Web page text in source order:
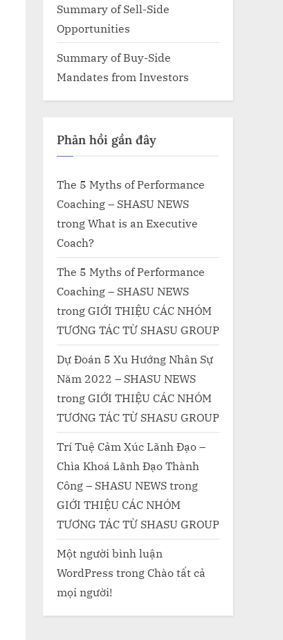
Summary of Sell-Side
Opportunities
Summary of Buy-Side
Mandates from Investors
Phản hồi gần đây
The 5 Myths of Performance
Coaching – SHASU NEWS
trongWhat is an Executive
Coach?
The 5 Myths of Performance
Coaching – SHASU NEWS
trongGIỚI THIỆU CÁC NHÓM
TƯƠNG TÁC TỪ SHASU GROUP
Dự Đoán 5 Xu Hướng Nhân Sự
Năm 2022 – SHASU NEWS
trongGIỚI THIỆU CÁC NHÓM
TƯƠNG TÁC TỪ SHASU GROUP
Trí Tuệ Cảm Xúc Lãnh Đạo –
Chìa Khoá Lãnh Đạo Thành
Công – SHASU NEWStrong
GIỚI THIỆU CÁC NHÓM
TƯƠNG TÁC TỪ SHASU GROUP
Một người bình luận
WordPress trongChào tất cả
mọi người!